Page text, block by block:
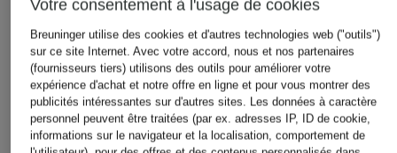
Votre consentement à l'usage de cookies
Breuninger utilise des cookies et d'autres technologies web ("outils")
sur ce site Internet. Avec votre accord, nous et nos partenaires
(fournisseurs tiers) utilisons des outils pour améliorer votre
expérience d'achat et notre offre en ligne et pour vous montrer des
publicités intéressantes sur d'autres sites. Les données à caractère
personnel peuvent être traitées (par ex. adresses IP, ID de cookie,
informations sur le navigateur et la localisation, comportement de